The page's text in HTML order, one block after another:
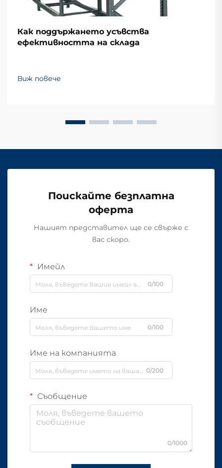
Как поддържането усъвства
ефективността на склада
Виж повече
Поискайте безплатна
оферта
Нашият представител ще се свърже с
вас скоро.
Имейл
0/100
Име
0/100
Име на компанията
0/200
Съобщение
0/1000